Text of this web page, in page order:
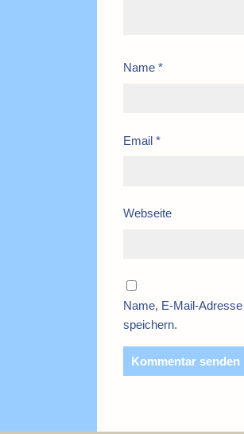
Name *
Email *
Webseite
Name, E-Mail-
speichern.